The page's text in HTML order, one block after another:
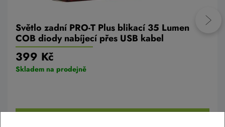
Světlo zadní PRO-T Plus blikací 35 Lumen
COB diody nabíjecí přes USB kabel
399 Kč
Skladem na prodejně